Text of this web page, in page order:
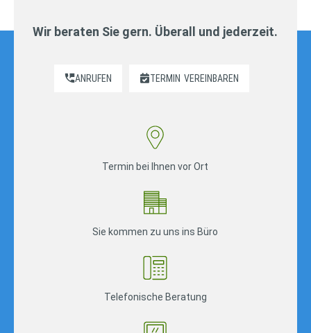
Wir beraten Sie gern. Überall und jederzeit.
ANRUFEN TERMIN VEREINBAREN
Termin bei Ihnen vor Ort
Sie kommen zu uns ins Büro
Telefonische Beratung